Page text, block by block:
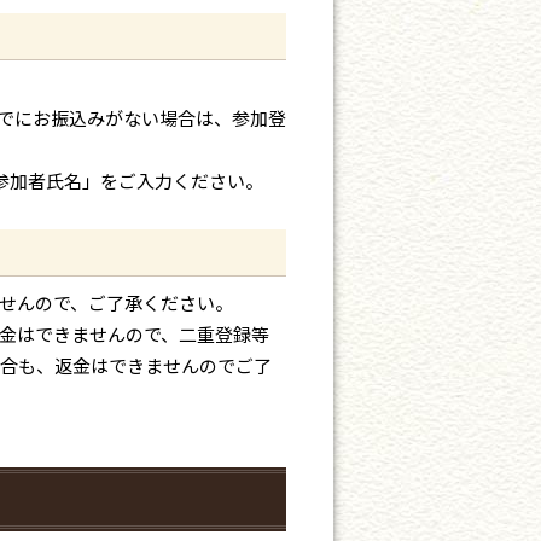
にお振込みがない場合は、参加登
者氏名」をご入力ください。
ので、ご了承ください。
はできませんので、二重登録等
も、返金はできませんのでご了